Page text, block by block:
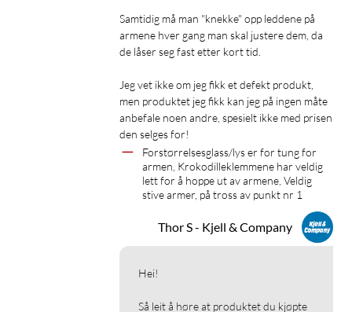
Samtidig må man "knekke" opp leddene på
armene hver gang man skal justere dem, da
de låser seg fast etter kort tid.
Jeg vet ikke om jeg fikk et defekt produkt,
men produktet jeg fikk kan jeg på ingen måte
anbefale noen andre, spesielt ikke med prisen
den selges for!
Forstørrelsesglass/lys er for tung for
armen, Krokodilleklemmene har veldig
lett for å hoppe ut av armene, Veldig
stive armer, på tross av punkt nr 1
Thor S - Kjell & Company
Hei!
Så leit å høre at produktet du kjøpte